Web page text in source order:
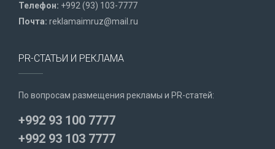
Телефон: +992 (93) 103-7777
Почта: reklamaimruz@mail.ru
PR-СТАТЬИ И РЕКЛАМА
По вопросам размещения рекламы и PR-статей:
+992 93 100 7777
+992 93 103 7777